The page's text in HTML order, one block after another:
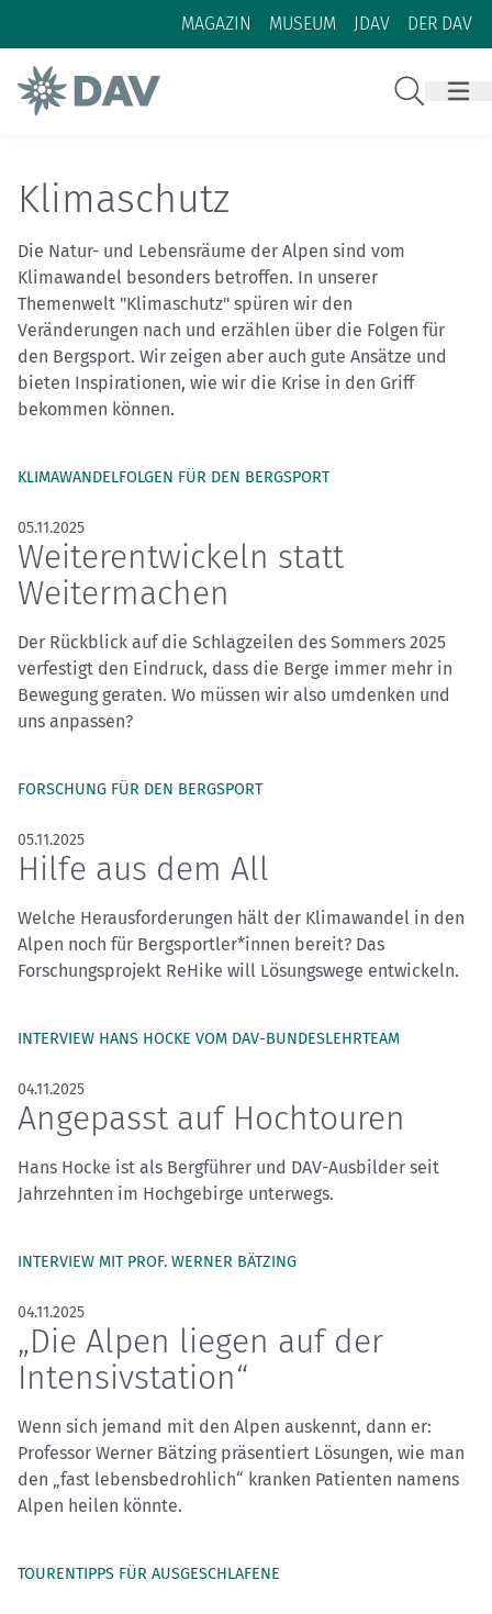
Zum Inhalt
Zur Footer-Navigation
MAGAZIN MUSEUM JDAV DER DAV
Klimaschutz
Die Natur- und Lebensräume der Alpen sind vom
Klimawandel besonders betroffen. In unserer
Themenwelt "Klimaschutz" spüren wir den
Veränderungen nach und erzählen über die Folgen für
den Bergsport. Wir zeigen aber auch gute Ansätze und
bieten Inspirationen, wie wir die Krise in den Griff
bekommen können.
KLIMAWANDELFOLGEN FÜR DEN BERGSPORT
05.11.2025
Weiterentwickeln statt
Weitermachen
Der Rückblick auf die Schlagzeilen des Sommers 2025
verfestigt den Eindruck, dass die Berge immer mehr in
Bewegung geraten. Wo müssen wir also umdenken und
uns anpassen?
FORSCHUNG FÜR DEN BERGSPORT
05.11.2025
Hilfe aus dem All
Welche Herausforderungen hält der Klimawandel in den
Alpen noch für Bergsportler*innen bereit? Das
Forschungsprojekt ReHike will Lösungswege entwickeln.
INTERVIEW HANS HOCKE VOM DAV-BUNDESLEHRTEAM
04.11.2025
Angepasst auf Hochtouren
Hans Hocke ist als Bergführer und DAV-Ausbilder seit
Jahrzehnten im Hochgebirge unterwegs.
INTERVIEW MIT PROF. WERNER BÄTZING
04.11.2025
„Die Alpen liegen auf der
Intensivstation“
Wenn sich jemand mit den Alpen auskennt, dann er:
Professor Werner Bätzing präsentiert Lösungen, wie man
den „fast lebensbedrohlich“ kranken Patienten namens
Alpen heilen könnte.
TOURENTIPPS FÜR AUSGESCHLAFENE